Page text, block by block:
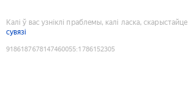
Калі ў вас узніклі праблемы, калі ласка, скарыстайце
сувязі
9186187678147460055:1786152305